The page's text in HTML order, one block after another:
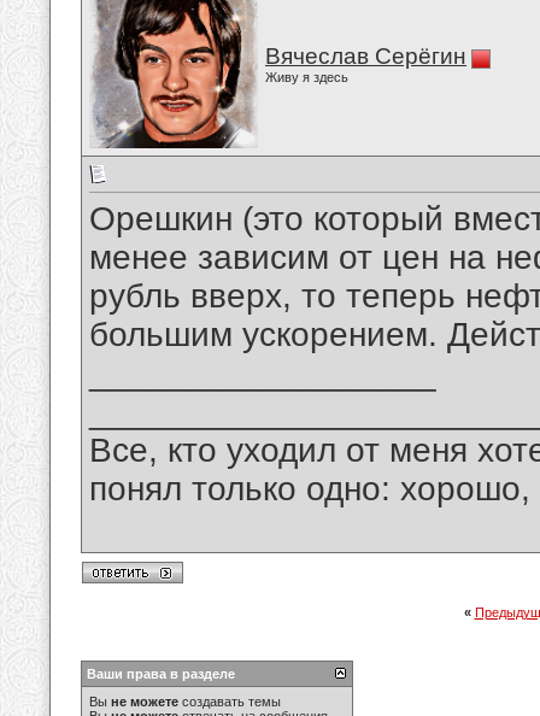
Вячеслав Серёгин
Живу я здесь
Орешкин (это который
менее зависим от цен на
рубль вверх, то теперь
большим ускорением.
Все, кто уходил от меня
понял только одно:
«
Ваши права в разделе
Вы не можете создавать темы